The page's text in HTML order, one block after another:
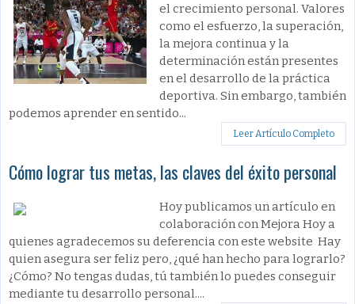
el crecimiento personal. Valores
como el esfuerzo, la superación,
la mejora continua y la
determinación están presentes
en el desarrollo de la práctica
deportiva. Sin embargo, también
podemos aprender en sentido...
Leer Artículo Completo
Cómo lograr tus metas, las claves del éxito personal
Hoy publicamos un artículo en
colaboración con Mejora Hoy a
quienes agradecemos su deferencia con este website Hay
quien asegura ser feliz pero, ¿qué han hecho para lograrlo?
¿Cómo? No tengas dudas, tú también lo puedes conseguir
mediante tu desarrollo personal....